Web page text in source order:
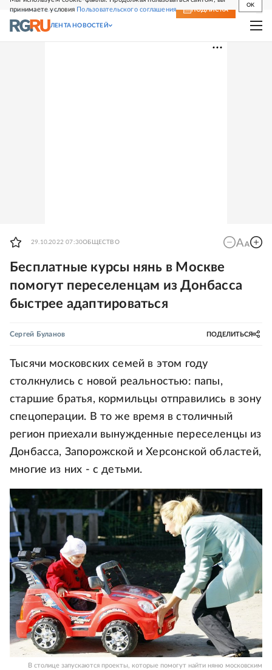
принимаете условия Пользовательского соглашения
OK
СВЕЖИЙ НОМЕР ПОДПИСКА
ЛЕНТА НОВОСТЕЙ
29.10.2022 07:30ОБЩЕСТВО
Бесплатные курсы нянь в Москве
помогут переселенцам из Донбасса
быстрее адаптироваться
Сергей Буланов ПОДЕЛИТЬСЯ
Тысячи московских семей в этом году
столкнулись с новой реальностью: папы,
старшие братья, кормильцы отправились в зону
спецоперации. В то же время в столичный
регион приехали вынужденные переселенцы из
Донбасса, Запорожской и Херсонской областей,
многие из них - с детьми.
В столице запускаются проекты, которые помогут найти няню московским